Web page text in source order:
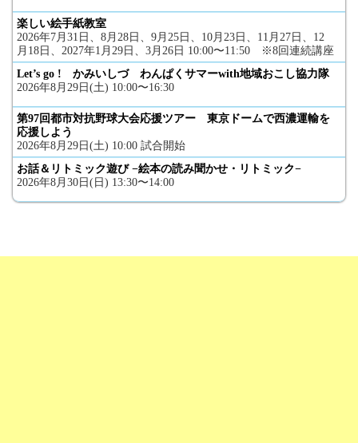
楽しい絵手紙教室
2026年7月31日、8月28日、9月25日、10月23日、11月27日、12
月18日、2027年1月29日、3月26日 10:00〜11:50 ※8回連続講座
Let’s go ! かみいしづ わんぱくサマーwith地域おこし協力隊
2026年8月29日(土) 10:00〜16:30
第97回都市対抗野球大会応援ツアー 東京ドームで西濃運輸を
応援しよう
2026年8月29日(土) 10:00 試合開始
お話＆リトミック遊び −絵本の読み聞かせ・リトミック−
2026年8月30日(日) 13:30〜14:00